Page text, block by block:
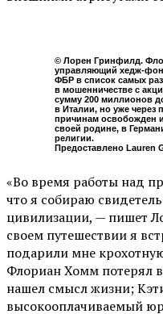
© Лорен Гринфилд.
управляющий хедж-
ФБР в список самых
в мошенничестве с
сумму 200 миллионов
в Италии, но уже через
причинам освобожден
своей родине, в
религии.
Предоставлено Lauren
«Во время работы над
что я собираю
цивилизации, — пишет
своем путешествии я
подарили мне
Флориан Хомм потерял
нашел смысл жизни;
высокооплачиваемый